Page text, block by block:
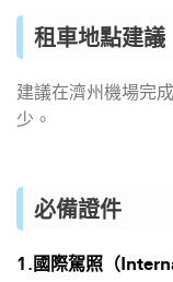
租車地點建議
建議在濟州機場完
少。
必備證件
1.國際駕照（